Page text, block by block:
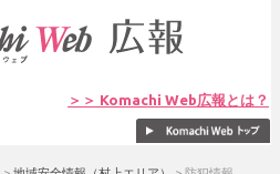
＞＞ Komachi Web広報とは？